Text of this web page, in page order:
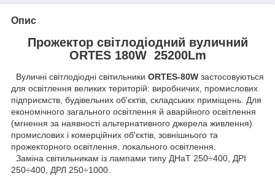
Опис
Прожектор світлодіодний вуличний
ORTES 180W 25200Lm
Вуличні світлодіодні світильники ORTES-80W застосовуються
для освітлення великих територій: виробничих, промислових
підприємств, будівельних об'єктів, складських приміщень. Для
економічного загального освітлення й аварійного освітлення
(мгнення за наявності альтернативного джерела живлення)
промислових і комерційних об'єктів, зовнішнього та
прожекторного освітлення, локального освітлення.
Заміна світильникам із лампами типу ДНаТ 250÷400, ДРІ
250÷400, ДРЛ 250÷1000.